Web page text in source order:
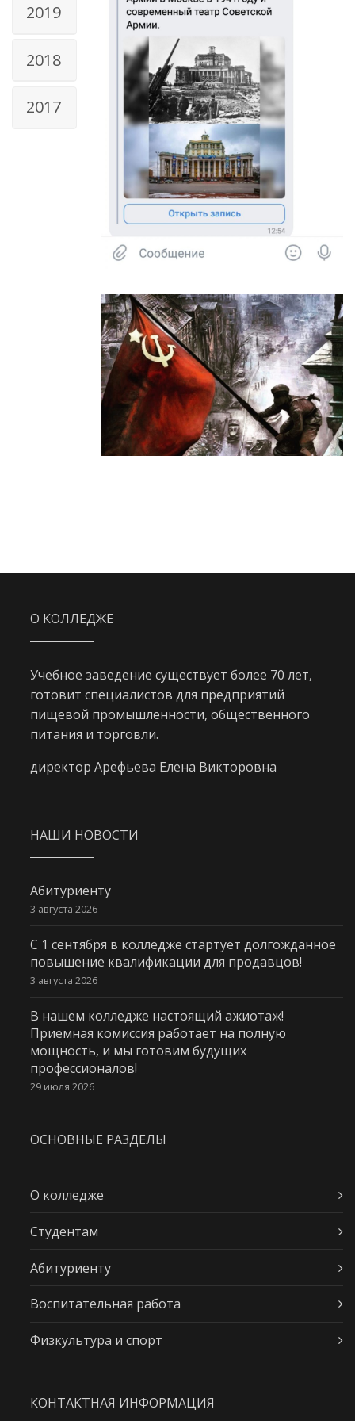
2019
2018
2017
О КОЛЛЕДЖЕ
Учебное заведение существует более 70 лет,
готовит специалистов для предприятий
пищевой промышленности, общественного
питания и торговли.
директор Арефьева Елена Викторовна
НАШИ НОВОСТИ
Абитуриенту
3 августа 2026
С 1 сентября в колледже стартует долгожданное
повышение квалификации для продавцов!
3 августа 2026
В нашем колледже настоящий ажиотаж!
Приемная комиссия работает на полную
мощность, и мы готовим будущих
профессионалов!
29 июля 2026
ОСНОВНЫЕ РАЗДЕЛЫ
О колледже
Студентам
Абитуриенту
Воспитательная работа
Физкультура и спорт
КОНТАКТНАЯ ИНФОРМАЦИЯ